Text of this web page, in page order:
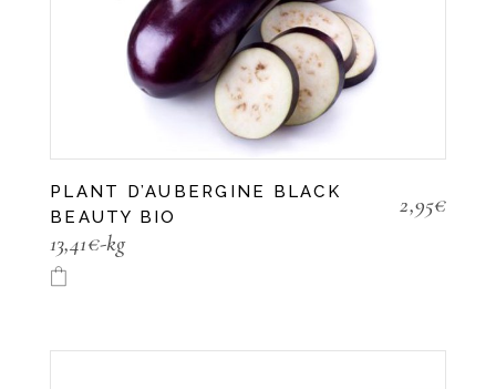
PLANT D’AUBERGINE BLACK
BEAUTY BIO
2,95€
13,41€-kg